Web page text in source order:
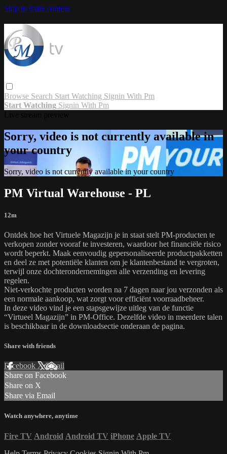
Skip to main content
Browse Search Start Watching Signin With Pm
Start Watching Signin With Pm
Sorry, video is not currently available in
your country
Sorry, video is not currently available in your country
PM Virtual Warehouse - PL
12m
Ontdek hoe het Virtuele Magazijn je in staat stelt PM-producten te
verkopen zonder vooraf te investeren, waardoor het financiële risico
wordt beperkt. Maak eenvoudig gepersonaliseerde productpakketten
en deel ze met potentiële klanten om je klantenbestand te vergroten,
terwijl onze dochterondernemingen alle verzending en levering
regelen.
Niet-verkochte producten worden na 7 dagen naar jou verzonden als
een normale aankoop, wat zorgt voor efficiënt voorraadbeheer.
In deze video vind je een stapsgewijze uitleg van de functie
“Virtueel Magazijn” in PM-Office. Dezelfde video in meerdere talen
is beschikbaar in de downloadsectie onderaan de pagina.
Share with friends
Facebook XEmail
Share on Facebook
Share on X
Share via Email
Watch anywhere, anytime
Fire TV Android Android TV iPhone Apple TV